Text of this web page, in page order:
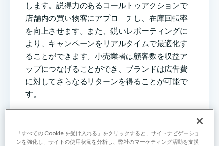
します。説得力のあるコールトゥアクションで
店舗内の買い物客にアプローチし、在庫回転率
を向上させます。また、鋭いレポーティングに
より、キャンペーンをリアルタイムで最適化す
ることができます。小売業者は顧客数を収益ア
ップにつなげることができ、ブランドは広告費
に対してさらなるリターンを得ることが可能で
す。
「すべての Cookie を受け入れる」をクリックすると、サイトナビゲーショ
ンを強化し、サイトの使用状況を分析し、弊社のマーケティング活動を支援